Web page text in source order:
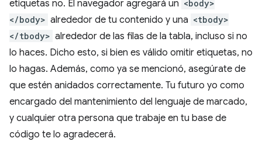
etiquetas no. El navegador agregará un <body>
</body> alrededor de tu contenido y una <tbody>
</tbody> alrededor de las filas de la tabla, incluso si no
lo haces. Dicho esto, si bien es válido omitir etiquetas, no
lo hagas. Además, como ya se mencionó, asegúrate de
que estén anidados correctamente. Tu futuro yo como
encargado del mantenimiento del lenguaje de marcado,
y cualquier otra persona que trabaje en tu base de
código te lo agradecerá.